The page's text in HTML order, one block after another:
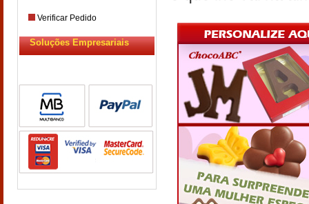
Verificar Pedido
Soluções Empresariais